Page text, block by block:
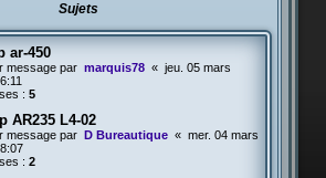
h
Sujets
ar-450
message par marquis78 « jeu. 05 mars
: 5
AR235 L4-02
message par D Bureautique « mer. 04 mars
: 2